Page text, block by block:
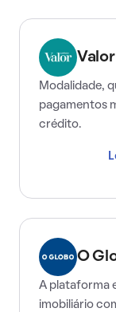
Modalidade,
pagamentos
crédito.
O
A plataforma
imobiliário